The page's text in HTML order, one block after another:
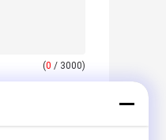
(0 / 3000)